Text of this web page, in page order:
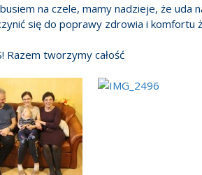
na czele, mamy nadzieje, że uda
się do poprawy zdrowia i komfortu
Razem tworzymy całość